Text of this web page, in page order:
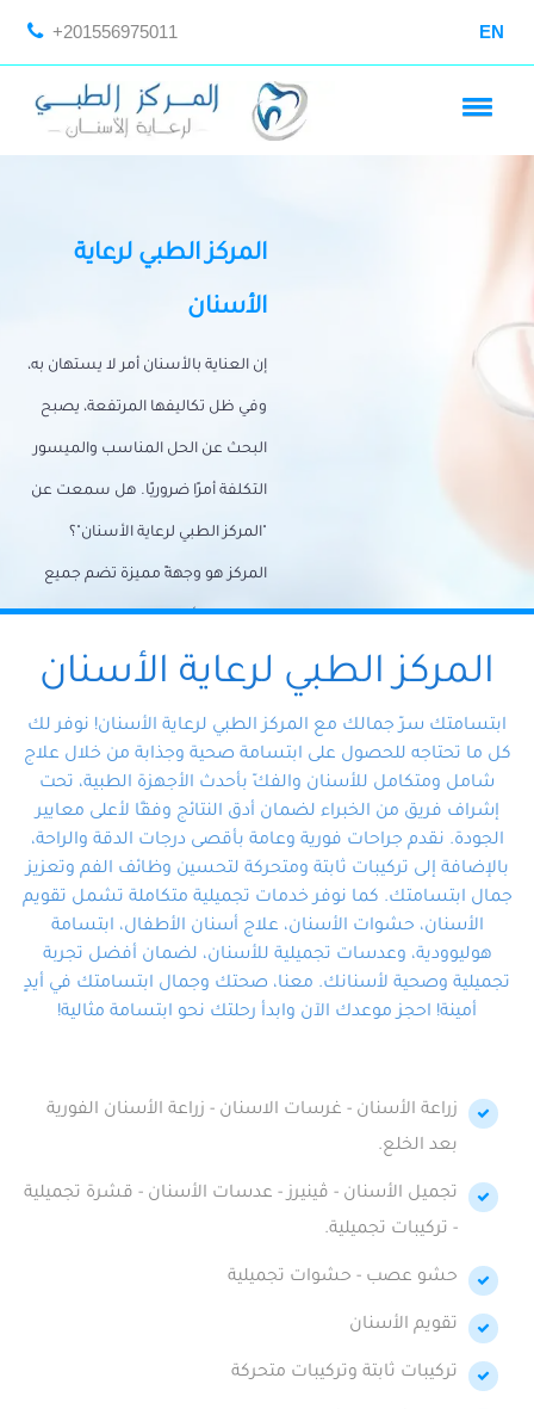
+201556975011 EN
المركز الطبي لرعاية
الأسنان
إن العناية بالأسنان أمر لا يستهان به،
وفي ظل تكاليفها المرتفعة، يصبح
البحث عن الحل المناسب والميسور
التكلفة أمرًا ضروريًا. هل سمعت عن
"المركز الطبي لرعاية الأسنان"؟
المركز هو وجهةً مميزة تضم جميع
احتياجات الأسنان تحت سقف واحد،
وتضمن لك حلاً شاملًا لجميع
المتخصص ذوي الخبرة، ستجد نفسك
في أيد أمينة تلبي احتياجاتك بكل
احترافية ودقة.
المركز الطبي لرعاية الأسنان
ابتسامتك سرّ جمالك مع المركز الطبي لرعاية الأسنان! نوفر لك
كل ما تحتاجه للحصول على ابتسامة صحية وجذابة من خلال علاج
شامل ومتكامل للأسنان والفكّ بأحدث الأجهزة الطبية، تحت
إشراف فريق من الخبراء لضمان أدق النتائج وفقًا لأعلى معايير
الجودة. نقدم جراحات فورية وعامة بأقصى درجات الدقة والراحة،
بالإضافة إلى تركيبات ثابتة ومتحركة لتحسين وظائف الفم وتعزيز
جمال ابتسامتك. كما نوفر خدمات تجميلية متكاملة تشمل تقويم
الأسنان، حشوات الأسنان، علاج أسنان الأطفال، ابتسامة
هوليوودية، وعدسات تجميلية للأسنان، لضمان أفضل تجربة
تجميلية وصحية لأسنانك. معنا، صحتك وجمال ابتسامتك في أيدٍ
أمينة! احجز موعدك الآن وابدأ رحلتك نحو ابتسامة مثالية!
زراعة الأسنان - غرسات الاسنان - زراعة الأسنان الفورية
بعد الخلع.
تجميل الأسنان - ڤينيرز - عدسات الأسنان - قشرة تجميلية
- تركيبات تجميلية.
حشو عصب - حشوات تجميلية
تقويم الأسنان
تركيبات ثابتة وتركيبات متحركة